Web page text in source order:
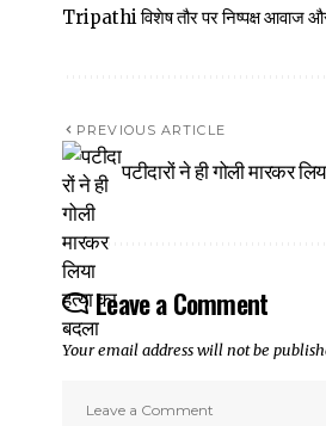
Tripathi विशेष तौर पर निष्पक्ष आवाज और
PREVIOUS ARTICLE
पटीदारों ने ही गोली मारकर
Leave a Comment
Your email address will not be